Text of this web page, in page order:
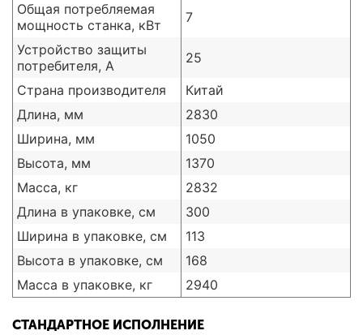
Общая потребляемая
мощность станка, кВт
7
Устройство защиты
потребителя, А
25
Страна производителя
Китай
Длина, мм
2830
Ширина, мм
1050
Высота, мм
1370
Масса, кг
2832
Длина в упаковке, см
300
Ширина в упаковке, см
113
Высота в упаковке, см
168
Масса в упаковке, кг
2940
СТАНДАРТНОЕ ИСПОЛНЕНИЕ